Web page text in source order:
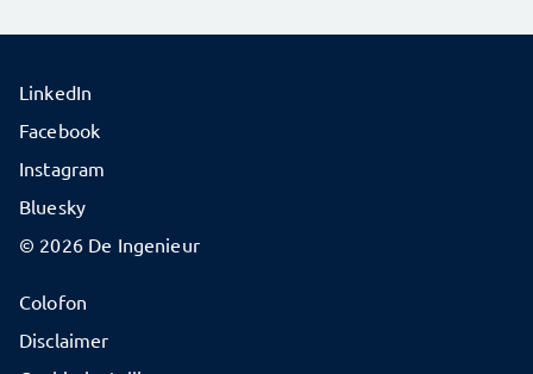
© 2026 De Ingenieur
Colofon
Disclaimer
LinkedIn
Facebook
Instagram
Bluesky